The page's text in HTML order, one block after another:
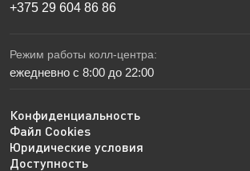
+375 29 604 86 86
Режим работы колл-центра:
ежедневно с 8:00 до 22:00
Конфиденциальность
Файл Cookies
Юридические условия
Доступность